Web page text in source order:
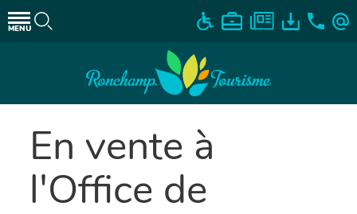
MENU
En vente à
l'Office de